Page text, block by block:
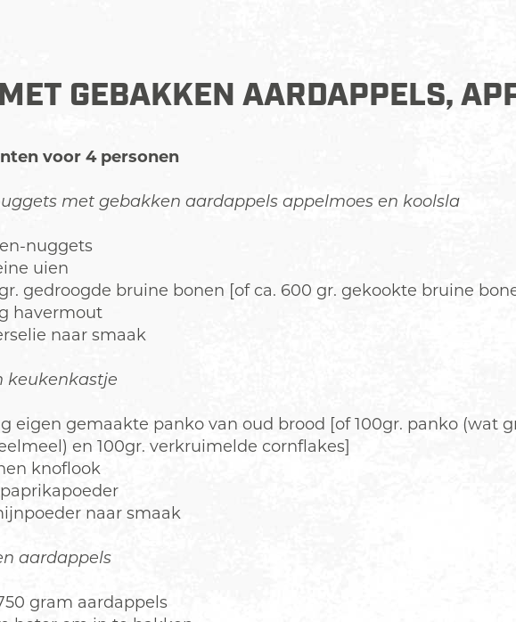
GEBAKKEN AARDAPPELS,
voor 4 personen
met gebakken aardappels appelmoes en koolsla
nuggets
uien
gedroogde bruine bonen [of ca. 600 gr. gekookte bruine
havermout
naar smaak
keukenkastje
eigen gemaakte panko van oud brood [of 100gr. panko (wat
en 100gr. verkruimelde cornflakes]
knoflook
naar smaak
aardappels
gram aardappels